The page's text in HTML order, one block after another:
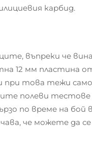
карбид.
въпреки че
12 мм пластина
това тежи само
полеви
по време на бой
че можете да